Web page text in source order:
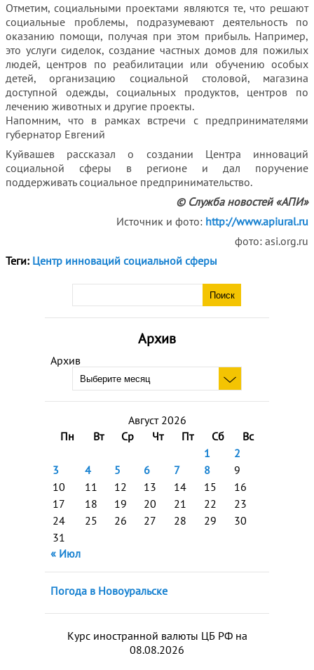
Архив
Архив
Август 2026
Пн
Вт Ср Чт Пт Сб
Вс
1
2
3
4 5 6 7 8
9
10
11 12 13 14 15
16
17
18 19 20 21 22
23
24
25 26 27 28 29
30
31
« Июл
Погода в Новоуральске
Курс иностранной валюты ЦБ РФ на
08.08.2026
Отметим, социальными проектами являются те, что решают
социальные проблемы, подразумевают деятельность по
оказанию помощи, получая при этом прибыль. Например,
это услуги сиделок, создание частных домов для пожилых
людей, центров по реабилитации или обучению особых
детей, организацию социальной столовой, магазина
доступной одежды, социальных продуктов, центров по
лечению животных и другие проекты.
Напомним, что в рамках встречи с предпринимателями
губернатор Евгений
Куйвашев рассказал о создании Центра инноваций
социальной сферы в регионе и дал поручение
поддерживать социальное предпринимательство.
© Служба новостей «АПИ»
Источник и фото: http://www.apiural.ru
фото: asi.org.ru
Теги: Центр инноваций социальной сферы